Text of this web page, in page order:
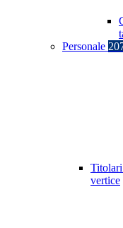
Personale
vertice